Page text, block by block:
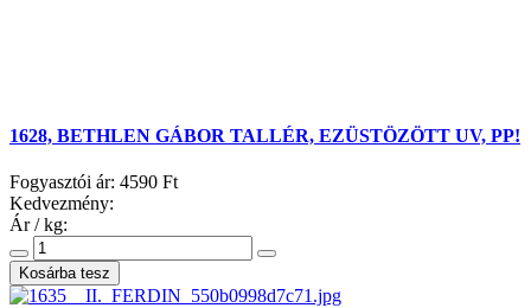
1628, BETHLEN GÁBOR TALLÉR, EZÜSTÖZÖTT UV, PP!
Fogyasztói ár: 4590 Ft
Kedvezmény:
Ár / kg: